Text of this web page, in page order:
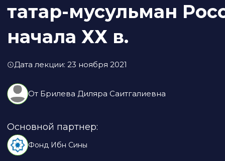
татар-мусульман
начала ХХ в.
Дата лекции: 23 ноября 2021
От Брилева Диляра Саитгалиевна
Основной партнер:
Фонд Ибн Сины